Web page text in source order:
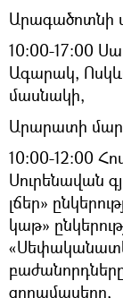
Արագածոտնի
10:00-17:00
Ագարակ,
մասնակի,
Արարատի
10:00-12:00
Սուրենավան
լճեր»
կաթ»
զորամասերը,